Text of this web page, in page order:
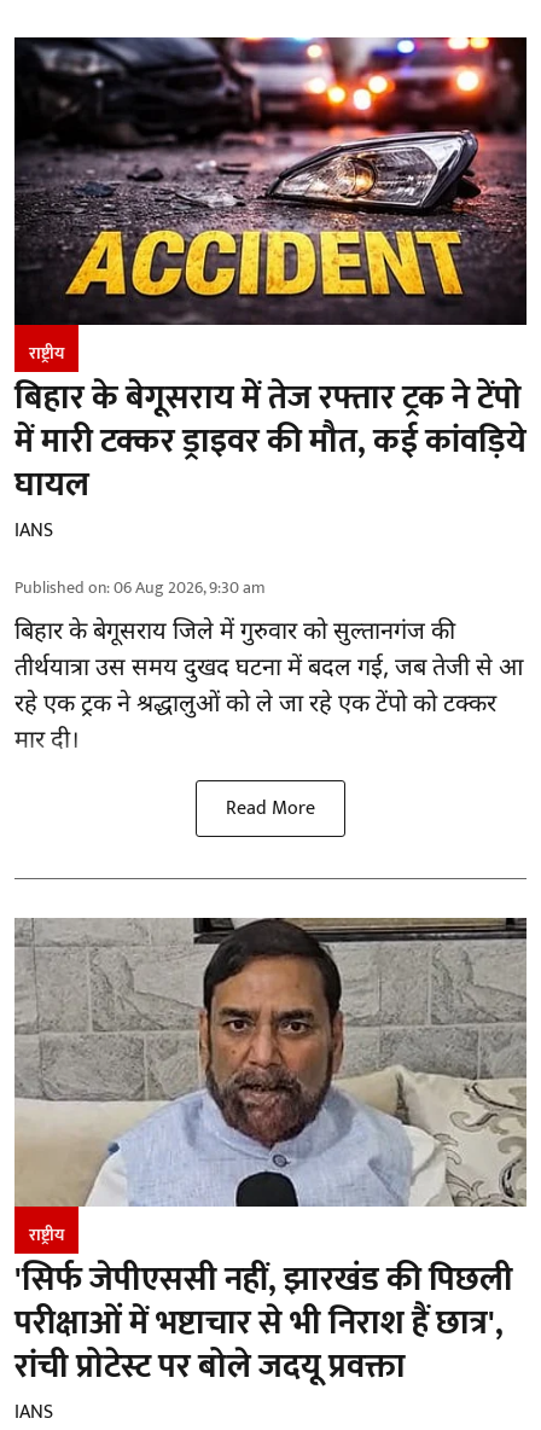
राष्ट्रीय
बिहार के बेगूसराय में तेज रफ्तार ट्रक ने टेंपो
में मारी टक्कर ड्राइवर की मौत, कई कांवड़िये
घायल
IANS
Published on:06 Aug 2026, 9:30 am
बिहारके बेगूसराय जिले में गुरुवार को सुल्तानगंज की
तीर्थयात्रा उस समय दुखद घटना में बदल गई, जब तेजी से आ
रहे एक ट्रक ने श्रद्धालुओं को ले जा रहे एक टेंपो को टक्कर
मार दी।
Read More
राष्ट्रीय
'सिर्फ जेपीएससी नहीं, झारखंड की पिछली
परीक्षाओं में भष्टाचार से भी निराश हैं छात्र',
रांची प्रोटेस्ट पर बोले जदयू प्रवक्ता
IANS